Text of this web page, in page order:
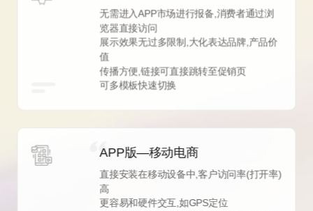
无需进入APP市场进行报备,消费者通过浏
览器直接访问
展示效果无过多限制,大化表达品牌,产品价
值
传播方便,链接可直接跳转至促销页
可多模板快速切换
APP版—移动电商
直接安装在移动设备中,客户访问率(打开率)
高
更容易和硬件交互,如GPS定位